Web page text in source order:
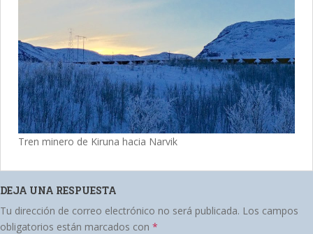
Tren minero de Kiruna hacia Narvik
DEJA UNA RESPUESTA
Tu dirección de correo electrónico no será publicada. Los campos
obligatorios están marcados con *